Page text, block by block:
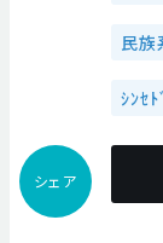
民族
ｼﾝｾ
シェア